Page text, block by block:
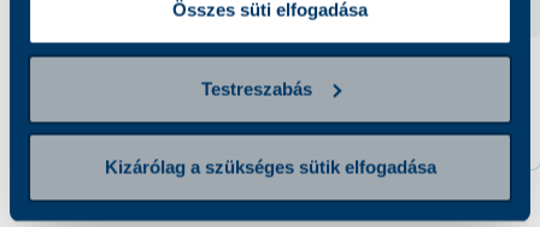
Összes süti elfogadása
Testreszabás
Kizárólag a szükséges sütik elfogadása
Interleukin-2 (IL-2)
Interleukin-6 (IL-6)
14 800 Ft